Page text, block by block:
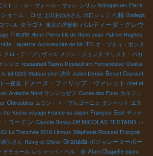
ストロ・ル・ヴェール・ヴォレ シリル Waingakuen Paris
ショーム ロゼ 上田あゆみさん 水口シェフ 札幌 Bodega
ロワ−ル タラゴナ 東京の屋形船 パルティーダ・クレウ
Fleurie Henri-Pierre fils de René Jean Patrice Hughes
Lapierre Anniversaire de Mr ITO オ・プティ・ボンヌ
クロ・デ・ゾリヴィエ メゾン・ジョンヌ クリスト・パカ
ンシェ restaurant Yaoyu Restautrant Fernandaise Osaka
lot 0205 Matsuo chef 渋谷 Julien Derain Benoit Courault
ー夜景 ドメーヌ・フィリップ・ヴァレット chef et
Ardeche Nord サンジョゼフ Cuvee des Fous カエフェ
Chiroubles ムロン・ド・ブルゴーニュ タンペット エス
Ito Yoshio voyage France au Japon François Ecot ディナ
コーエン Caviste Rocks Off NICOLAS TESTARD ハ
La Trenchée 2016 Limoux Stéphanie Roussel François
弘さん Rémy et Olivier Granada ボジョレーヌーボー
ナチュール レシャッペ・ベル 赤 Alain Chapelle bistro